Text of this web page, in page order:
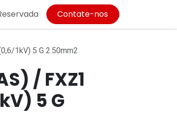
Contate-nos
1kV) 5 G 2.50mm2
/ FXZ1
5 G